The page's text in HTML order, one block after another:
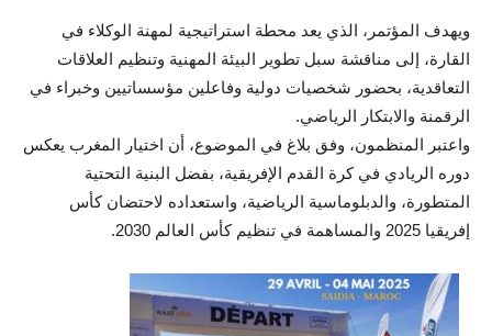
ويهدف المؤتمر، الذي يعد محطة استراتيجية لمهنة الوكلاء في
القارة، إلى مناقشة سبل تطوير البيئة المهنية وتنظيم العلاقات
التعاقدية، بحضور شخصيات دولية وفاعلين مؤسساتيين وخبراء في
الرقمنة والابتكار الرياضي.
واعتبر المنظمون، وفق بلاغ في الموضوع، أن اختيار المغرب يعكس
دوره الريادي في كرة القدم الإفريقية، بفضل البنية التحتية
المتطورة، والدبلوماسية الرياضية، واستعداده لاحتضان كأس
إفريقيا 2025 والمساهمة في تنظيم كأس العالم 2030.